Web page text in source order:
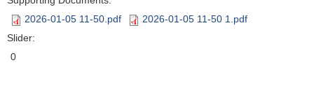
2026-01-05 11-50.pdf
2026-01-05 11-50 1.pdf
Slider:
0